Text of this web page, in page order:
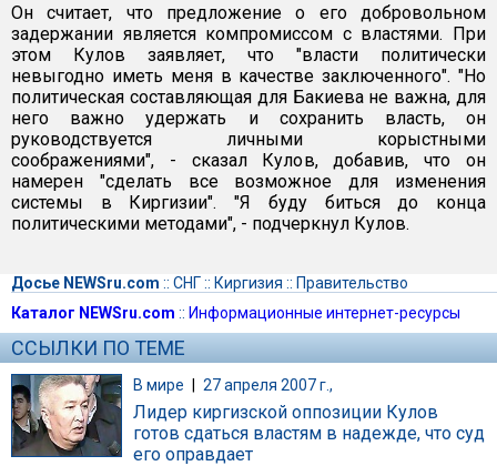
Он считает, что предложение о его добровольном
задержании является компромиссом с властями. При
этом Кулов заявляет, что "власти политически
невыгодно иметь меня в качестве заключенного". "Но
политическая составляющая для Бакиева не важна, для
него важно удержать и сохранить власть, он
руководствуется личными корыстными
соображениями", - сказал Кулов, добавив, что он
намерен "сделать все возможное для изменения
системы в Киргизии". "Я буду биться до конца
политическими методами", - подчеркнул Кулов.
Досье NEWSru.com :: СНГ:: Киргизия :: Правительство
Каталог NEWSru.com :: Информационные интернет-ресурсы
ССЫЛКИ ПО ТЕМЕ
В мире | 27 апреля 2007 г.,
Лидер киргизской оппозиции Кулов
готов сдаться властям в надежде, что суд
его оправдает